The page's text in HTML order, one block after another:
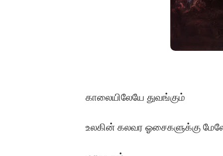
காலையிலேயே துவங்கும்
உலகின் கலவர ஓசைகளுக்கு